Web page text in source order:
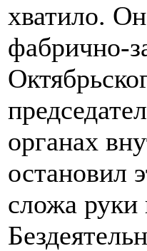
хватило.
фабрично-
органах
остановил
сложа руки